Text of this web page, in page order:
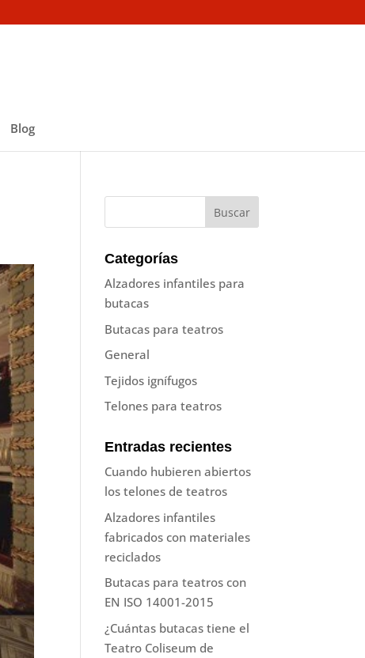
Blog
Categorías
Alzadores infantiles para
butacas
Butacas para teatros
General
Tejidos ignífugos
Telones para teatros
Entradas recientes
Cuando hubieren abiertos
los telones de teatros
Alzadores infantiles
fabricados con materiales
reciclados
Butacas para teatros con
EN ISO 14001-2015
¿Cuántas butacas tiene el
Teatro Coliseum de